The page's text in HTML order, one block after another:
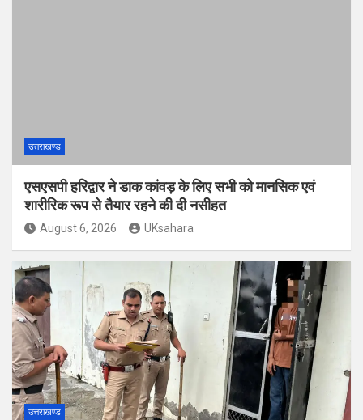
उत्तराखण्ड
एसएसपी हरिद्वार ने डाक कांवड़ के लिए सभी को मानसिक एवं
शारीरिक रूप से तैयार रहने की दी नसीहत
August 6, 2026 UKsahara
उत्तराखण्ड